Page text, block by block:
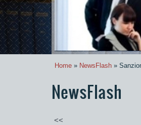
Home » NewsFlash »
NewsFlash
<<